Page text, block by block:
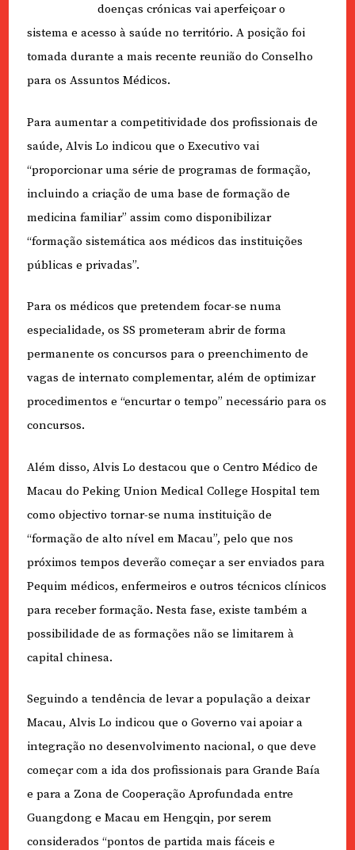
doenças crónicas vai aperfeiçoar o
sistema e acesso à saúde no território. A posição foi
tomada durante a mais recente reunião do Conselho
para os Assuntos Médicos.
Para aumentar a competitividade dos profissionais de
saúde, Alvis Lo indicou que o Executivo vai
“proporcionar uma série de programas de formação,
incluindo a criação de uma base de formação de
medicina familiar” assim como disponibilizar
“formação sistemática aos médicos das instituições
públicas e privadas”.
Para os médicos que pretendem focar-se numa
especialidade, os SS prometeram abrir de forma
permanente os concursos para o preenchimento de
vagas de internato complementar, além de optimizar
procedimentos e “encurtar o tempo” necessário para os
concursos.
Além disso, Alvis Lo destacou que o Centro Médico de
Macau do Peking Union Medical College Hospital tem
como objectivo tornar-se numa instituição de
“formação de alto nível em Macau”, pelo que nos
próximos tempos deverão começar a ser enviados para
Pequim médicos, enfermeiros e outros técnicos clínicos
para receber formação. Nesta fase, existe também a
possibilidade de as formações não se limitarem à
capital chinesa.
Seguindo a tendência de levar a população a deixar
Macau, Alvis Lo indicou que o Governo vai apoiar a
integração no desenvolvimento nacional, o que deve
começar com a ida dos profissionais para Grande Baía
e para a Zona de Cooperação Aprofundada entre
Guangdong e Macau em Hengqin, por serem
considerados “pontos de partida mais fáceis e